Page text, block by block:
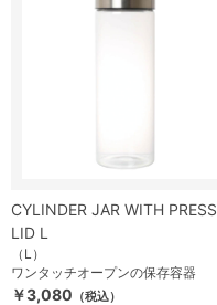
CYLINDER JAR WITH PRESS
LID L
（L）
ワンタッチオープンの保存容器
￥3,080 （税込）